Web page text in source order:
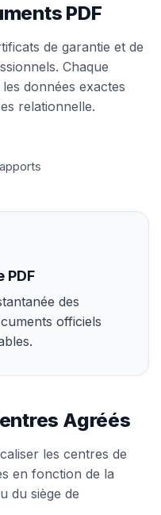
PDF
de garantie et de
Chaque
données exactes
relationnelle.
PDF
des
officiels
Agréés
les centres de
en fonction de la
du siège de